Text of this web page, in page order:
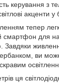
керування з
акценти
тепер
смартфон для
Завдяки
ви
ця